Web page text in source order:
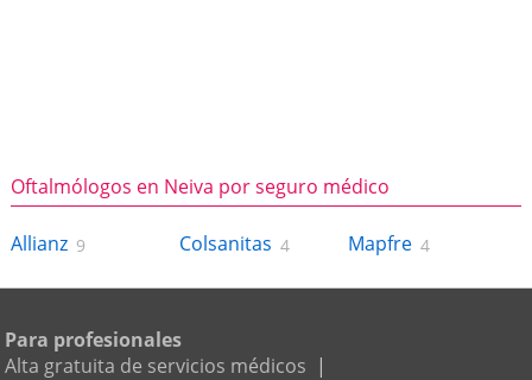
Oftalmólogos en Neiva por seguro médico
Allianz 9 Colsanitas 4 Mapfre 4
Para profesionales
Alta gratuita de servicios médicos |